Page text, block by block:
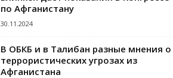
по Афганистану
30.11.2024
В ОБКБ и в Талибан разные мнения о
террористических угрозах из
Афганистана